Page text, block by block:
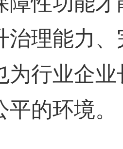
治理能力
为行业企
的环境。